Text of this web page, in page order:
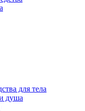
для тела
душа